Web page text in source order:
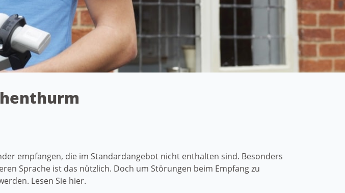
empfangen, die im Standardangebot nicht enthalten sind. Besonders
Sprache ist das nützlich. Doch um Störungen beim Empfang zu
Lesen Sie hier.